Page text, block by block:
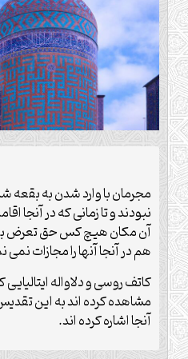
مجرمان با وارد شدن به
نبودند و تا زمانی که در آنجا
آن مکان هیچ کس حق تعرض
هم در آنجا آنها را مجازات نمی
کاتف روسی و دلاواله
مشاهده کرده اند به این
آنجا اشاره کرده اند.